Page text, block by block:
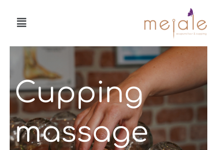
naar
inhoud
Menu
Cupping
massage